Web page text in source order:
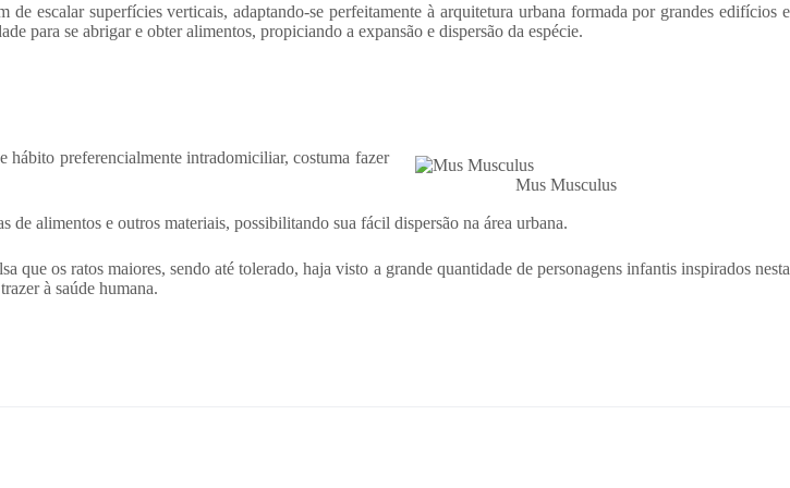
escalar superfícies verticais, adaptando-se perfeitamente à arquitetura urbana formada por grandes edifícios e
para se abrigar e obter alimentos, propiciando a expansão e dispersão da espécie.
Mus Musculus
hábito preferencialmente intradomiciliar, costuma fazer
alimentos e outros materiais, possibilitando sua fácil dispersão na área urbana.
que os ratos maiores, sendo até tolerado, haja visto a grande quantidade de personagens infantis inspirados nesta
à saúde humana.